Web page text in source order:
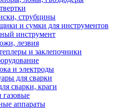
струбцины
и сумки для инструментов
инструмент
лезвия
и заклепочники
и электроды
для сварки
сварки, краги
газовые
аппараты